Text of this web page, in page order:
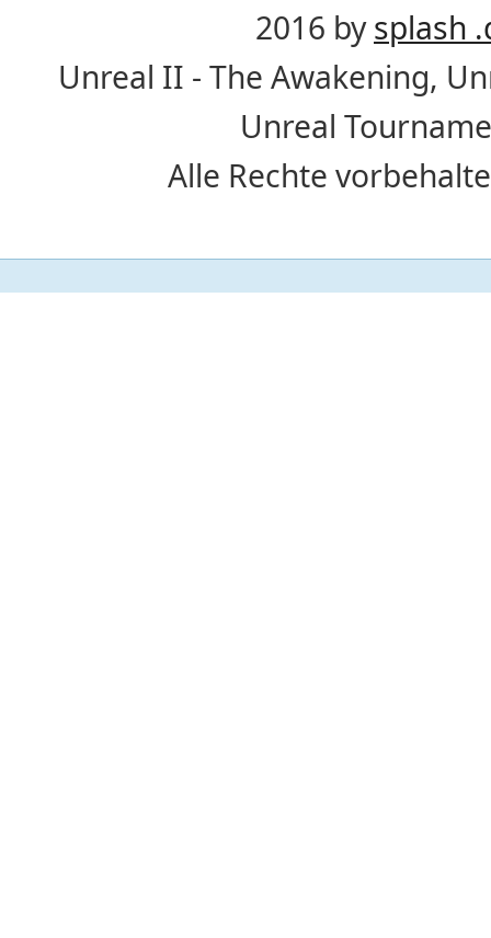
2016 bysplash
Unreal II - The Awakening,
Unreal
Alle Rechte